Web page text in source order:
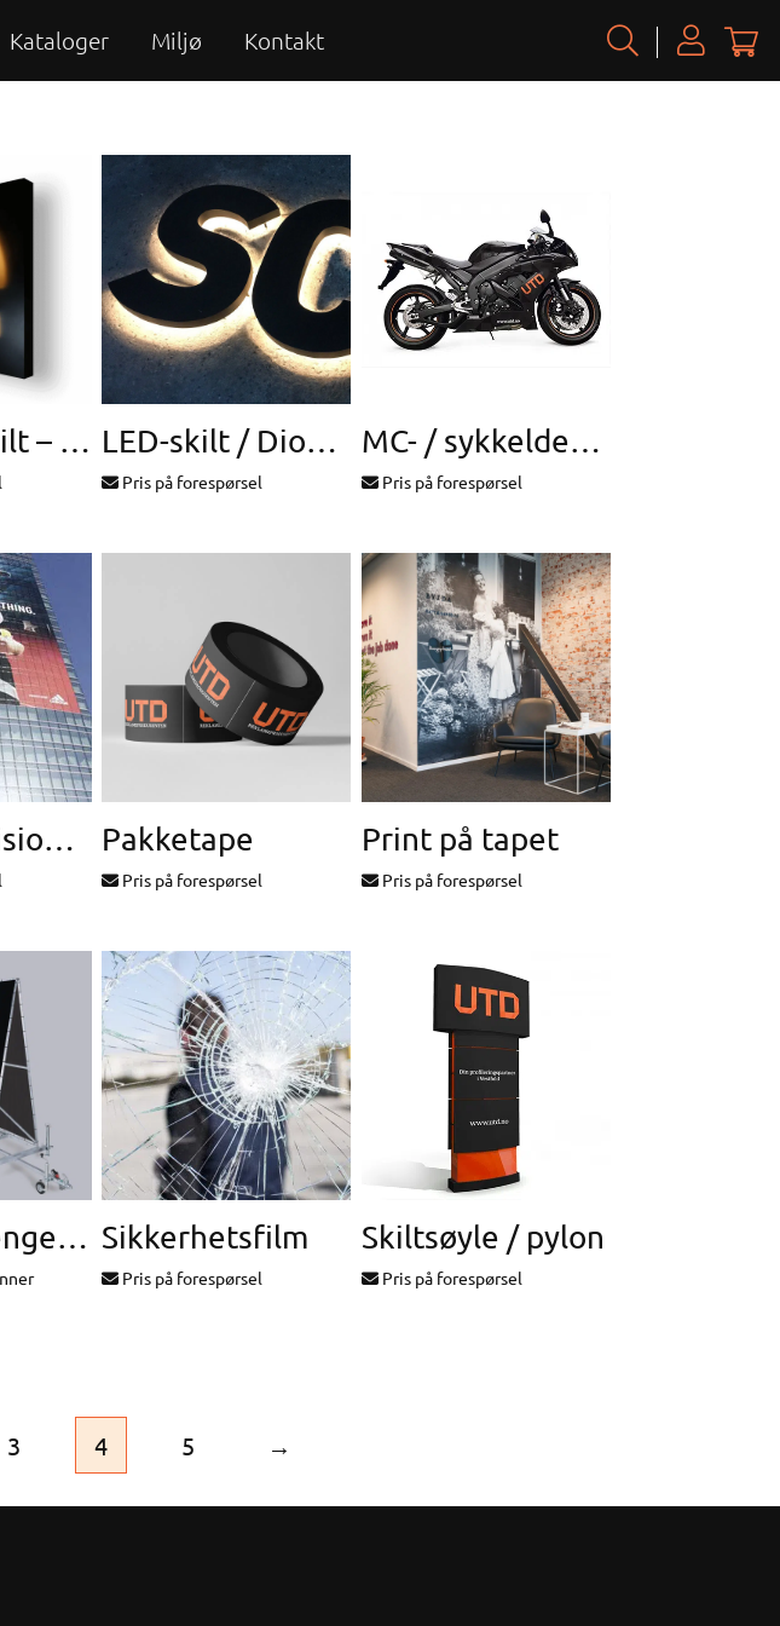
Kataloger Miljø Kontakt
LED | Lysskilt – profil 9 LED-skilt / Diode-skilt
Pris på forespørsel
MC- / sykkeldekor
Pris på forespørsel
One-way-vision vindusfolie Pakketape
Pris på forespørsel
Print på tapet
Pris på forespørsel
Reklamehengere til leie Sikkerhetsfilm
Pris på forespørsel
Skiltsøyle / pylon
Pris på forespørsel
3 4 5 →